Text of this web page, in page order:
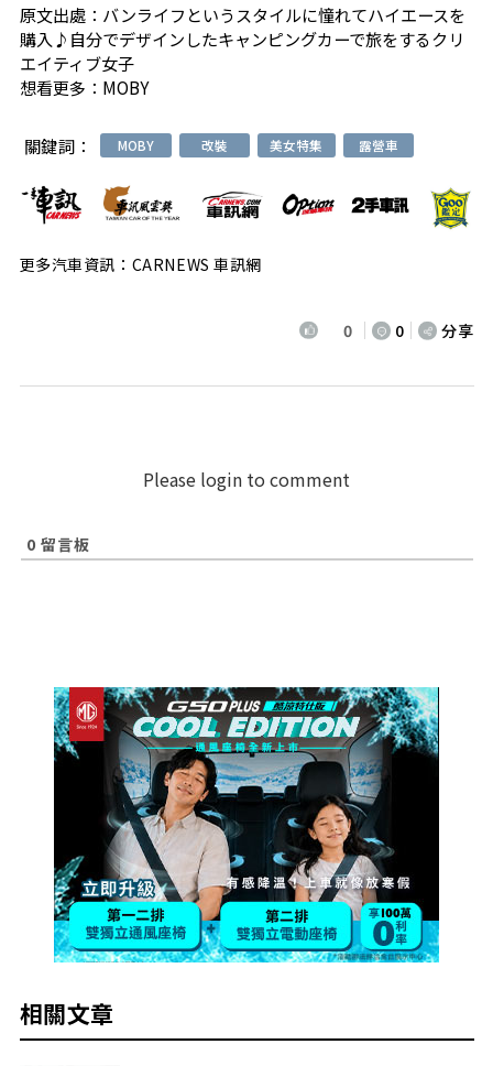
原文出處： バンライフというスタイルに憧れてハイエースを
購入♪自分でデザインしたキャンピングカーで旅をするクリ
エイティブ女子
想看更多： MOBY
關鍵詞： MOBY 改裝 美女特集 露營車
更多汽車資訊：CARNEWS 車訊網
0 0 分享
Please login to comment
0 留言板
相關文章